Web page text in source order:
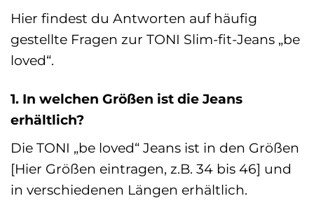
Hier findest du Antworten auf häufig
gestellte Fragen zur TONI Slim-fit-Jeans „be
loved“.
1. In welchen Größen ist die Jeans
erhältlich?
Die TONI „be loved“ Jeans ist in den Größen
[Hier Größen eintragen, z.B. 34 bis 46] und
in verschiedenen Längen erhältlich.